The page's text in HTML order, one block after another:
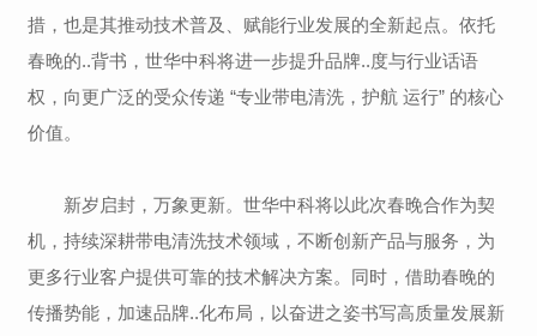
措，也是其推动技术普及、赋能行业发展的全新起点。依托
春晚的..背书，世华中科将进一步提升品牌..度与行业话语
权，向更广泛的受众传递 “专业带电清洗，护航 运行” 的核心
价值。
新岁启封，万象更新。世华中科将以此次春晚合作为契
机，持续深耕带电清洗技术领域，不断创新产品与服务，为
更多行业客户提供可靠的技术解决方案。同时，借助春晚的
传播势能，加速品牌..化布局，以奋进之姿书写高质量发展新